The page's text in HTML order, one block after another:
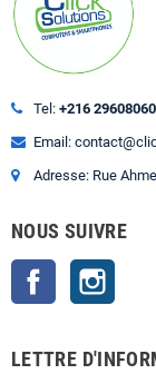
Tel: +216 29608060
Email:
Adresse: Rue
NOUS SUIVRE
Facebook
LETTRE